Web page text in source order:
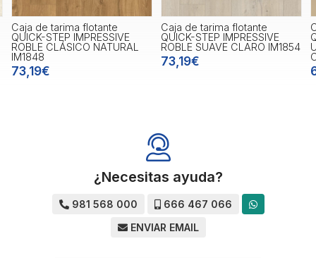
Caja de tarima flotante
QUICK-STEP IMPRESSIVE
ROBLE CLÁSICO NATURAL
IM1848
73,19€
Caja de tarima flotante
QUICK-STEP IMPRESSIVE
ROBLE SUAVE CLARO IM1854
73,19€
¿Necesitas ayuda?
981 568 000
666 467 066
ENVIAR EMAIL